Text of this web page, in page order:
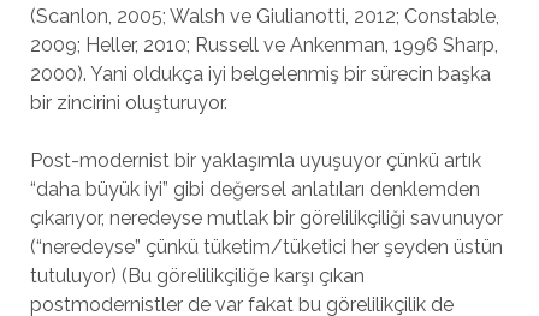
(Scanlon, 2005; Walsh ve Giulianotti, 2012; Constable,
2009; Heller, 2010; Russell ve Ankenman, 1996 Sharp,
2000). Yani oldukça iyi belgelenmiş bir sürecin başka
bir zincirini oluşturuyor.
Post-modernist bir yaklaşımla uyuşuyor çünkü artık
“daha büyük iyi” gibi değersel anlatıları denklemden
çıkarıyor, neredeyse mutlak bir görelilikçiliği savunuyor
(“neredeyse” çünkü tüketim/tüketici her şeyden üstün
tutuluyor) (Bu görelilikçiliğe karşı çıkan
postmodernistler de var fakat bu görelilikçilik de